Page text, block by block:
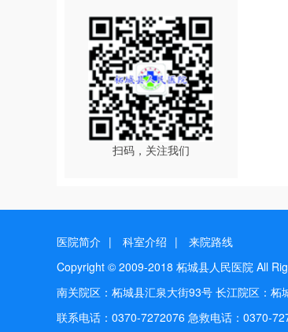
扫码，关注我们
医院简介 | 科室介绍 |
来院路线
Copyright © 2009-2018 柘城县人民医院 All
南关院区：柘城县汇泉大街93号 长江院区：柘
联系电话：0370-7272076 急救电话：0370-